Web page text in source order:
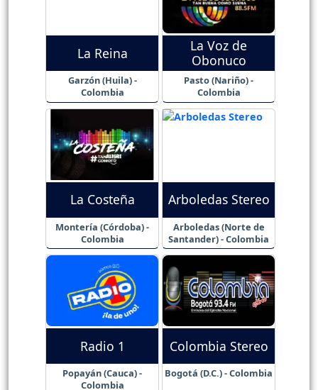
La Reina
Garzón (Huila) -
Colombia
La Voz de
Obonuco
Pasto (Nariño) -
Colombia
La Costeña
Montería (Córdoba) -
Colombia
Arboledas Stereo
Arboledas (Norte de
Santander) - Colombia
Radio 1
Popayán (Cauca) -
Colombia
Colombia Stereo
Bogotá (D.C.) - Colombia